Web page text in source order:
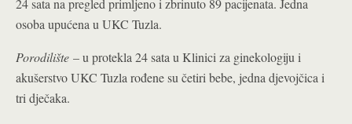
24 sata na pregled primljeno i zbrinuto 89 pacijenata. Jedna
osoba upućena u UKC Tuzla.
Porodilište – u protekla 24 sata u Klinici za ginekologiju i
akušerstvo UKC Tuzla rođene su četiri bebe, jedna djevojčica i
tri dječaka.